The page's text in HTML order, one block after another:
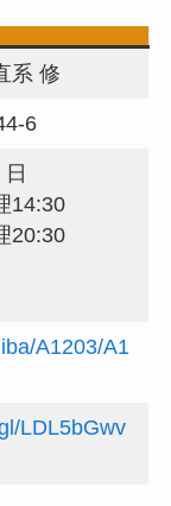
系 修
6
14:30
20:30
A1203/A1
LDL5bGwv